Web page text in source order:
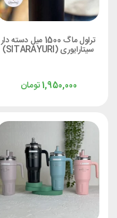
تراول ماگ 1500 میل دسته دار
سیتارایوری (SITARAYURI)
تومان1,950,000